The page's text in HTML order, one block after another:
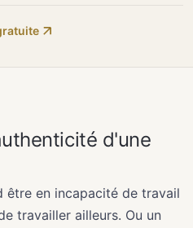
d'une
être en incapacité de travail
travailler ailleurs. Ou un